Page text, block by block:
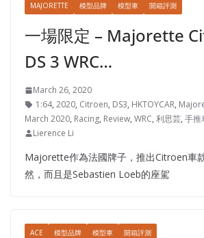
MAJORETTE 模型品牌 模型車 開箱評測
一場限定 – Majorette
DS 3 WRC…
March 26, 2020
1:64, 2020, Citroen, DS3, HKTOYCAR,
March 2020, Racing, Review, WRC, 利思芸, 手推
Lierence Li
Majorette作為法國牌子，推出Citroen車
然，而且是Sebastien Loeb的座駕
ACE 模型品牌 模型車 開箱評測